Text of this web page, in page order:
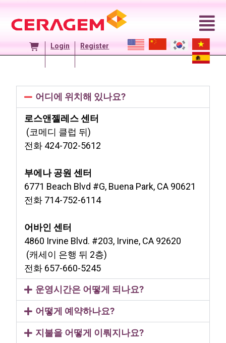
Login Register
어디에 위치해 있나요?
로스앤젤레스 센터
(코메디 클럽 뒤)
전화 424-702-5612
부에나 공원 센터
6771 Beach Blvd #G, Buena Park, CA 90621
전화 714-752-6114
어바인 센터
4860 Irvine Blvd. #203, Irvine, CA 92620
(캐세이 은행 뒤 2층)
전화 657-660-5245
운영시간은 어떻게 되나요?
어떻게 예약하나요?
지불을 어떻게 이뤄지나요?